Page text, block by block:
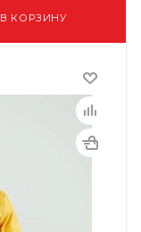
В КОРЗИНУ